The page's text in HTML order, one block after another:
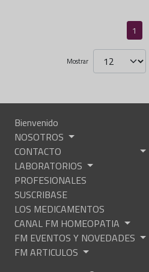
1
Mostrar
Bienvenido
NOSOTROS
CONTACTO
LABORATORIOS
PROFESIONALES
SUSCRIBASE
LOS MEDICAMENTOS
CANAL FM HOMEOPATIA
FM EVENTOS Y NOVEDADES
FM ARTICULOS